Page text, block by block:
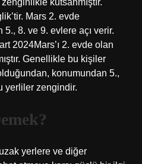
kutsanmıştır.
Mars 2. evde
8. ve 9. evlere açı verir.
2024Mars’ı 2. evde olan
Genellikle bu kişiler
konumundan 5.,
yerliler zengindir.
yerlere ve diğer